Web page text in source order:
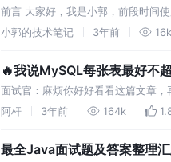
前言 大家好，我是小郭，前段时间
了，但是那篇文章的评论大家让我
小郭的技术笔记 3年前 16k
🔥我说MySQL每张表最好不
面试官：麻烦你好好看看这篇文章
的空间不同等原因，它们在最佳性能
阿杆 3年前 164k
最全Java面试题及答案整理